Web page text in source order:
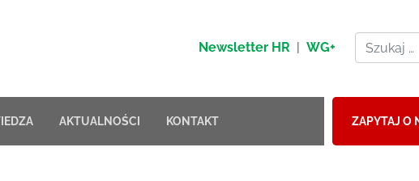
Newsletter HR | WG+
AKTUALNOŚCI KONTAKT ZAPYTAJ O